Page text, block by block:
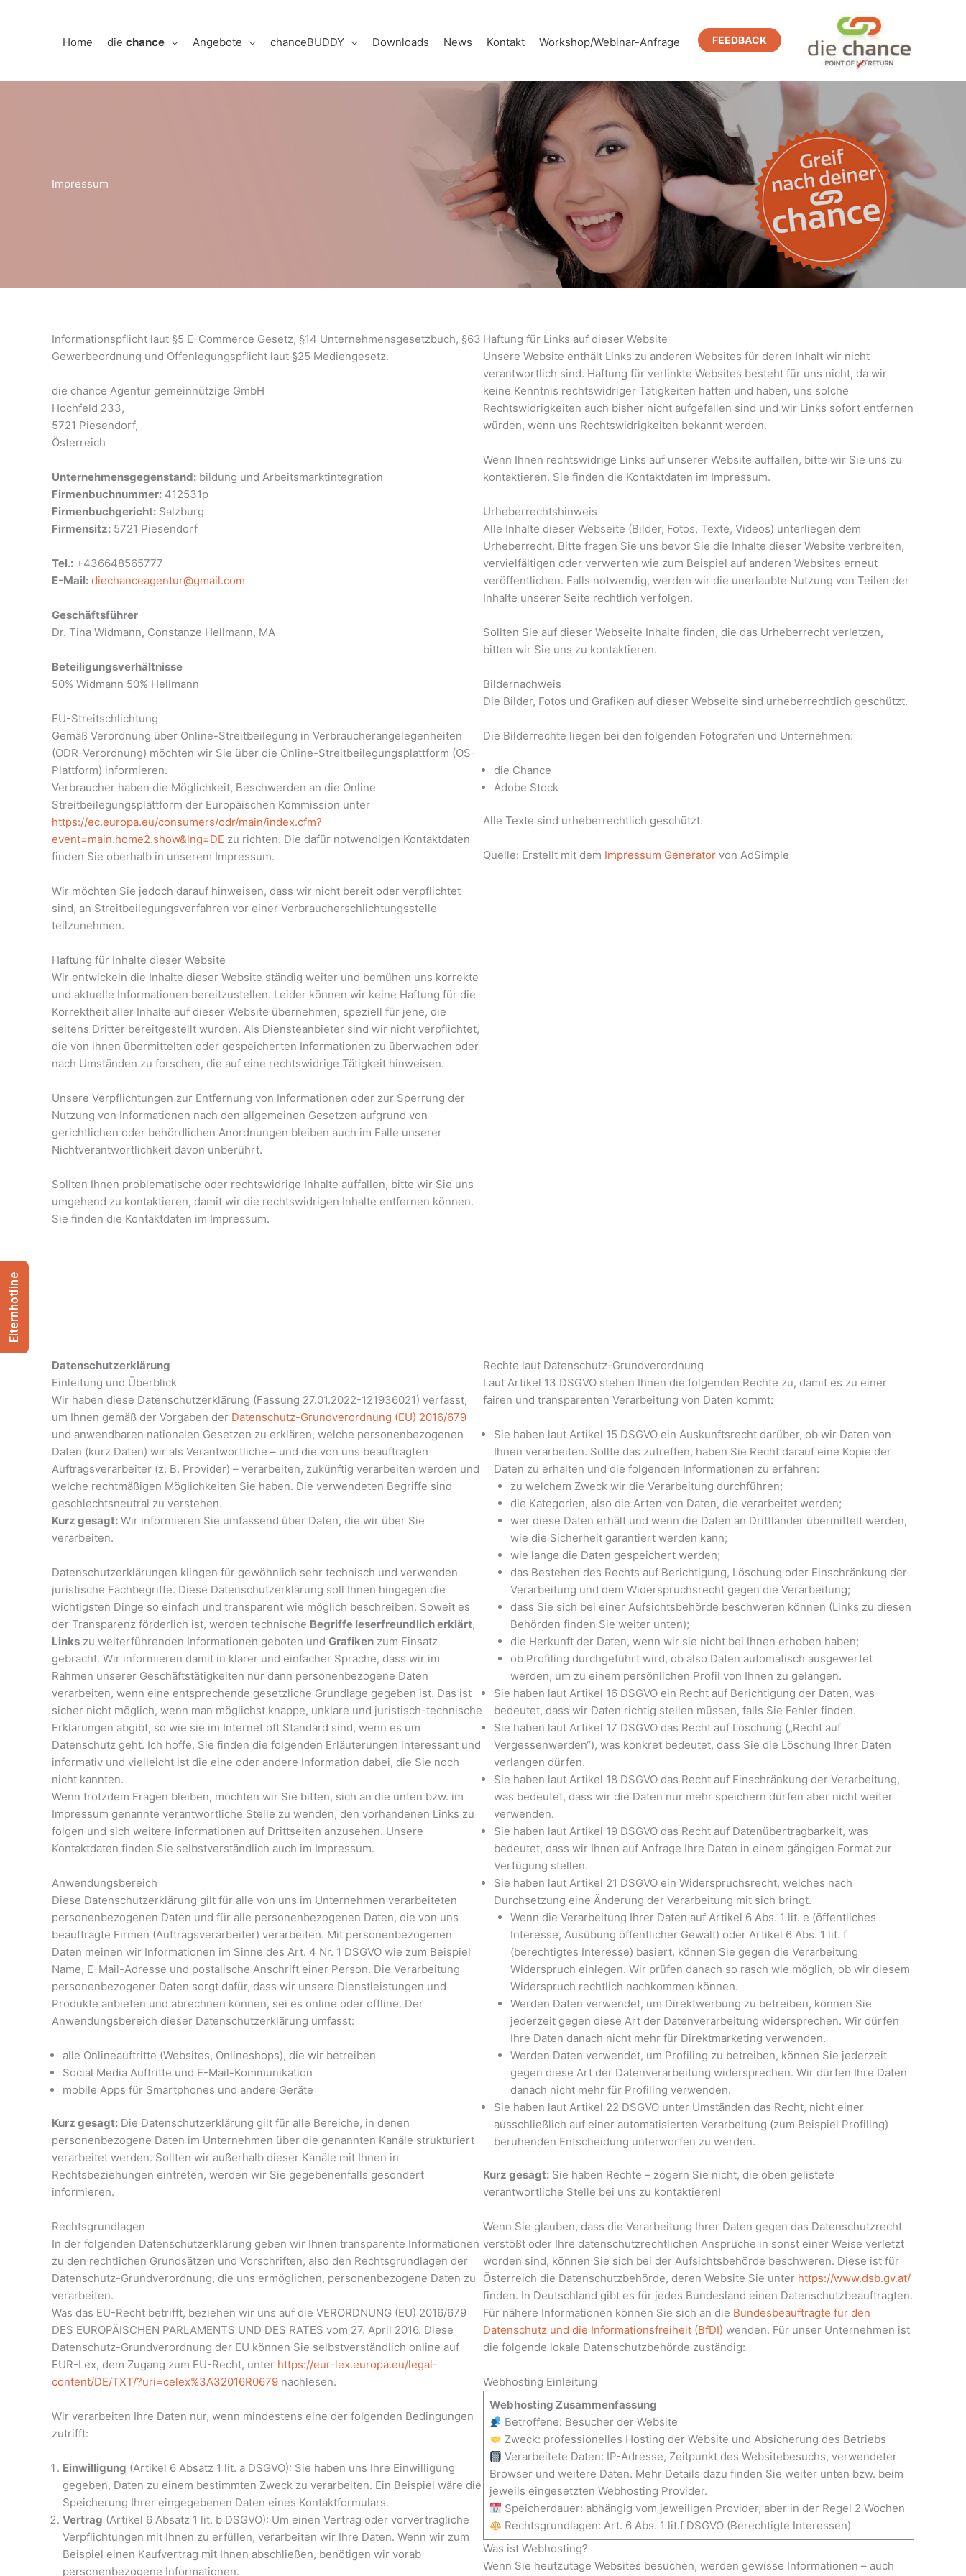
Home die chance Angebote chanceBUDDY Downloads News Kontakt Workshop/Webinar-Anfrage FEEDBACK
Impressum
Informationspflicht laut §5 E-Commerce Gesetz, §14 Unternehmensgesetzbuch, §63
Gewerbeordnung und Offenlegungspflicht laut §25 Mediengesetz.
die chance Agentur gemeinnützige GmbH
Hochfeld 233,
5721 Piesendorf,
Österreich
Unternehmensgegenstand: bildung und Arbeitsmarktintegration
Firmenbuchnummer: 412531p
Firmenbuchgericht: Salzburg
Firmensitz: 5721 Piesendorf
Tel.: +436648565777
E-Mail: diechanceagentur@gmail.com
Geschäftsführer
Dr. Tina Widmann, Constanze Hellmann, MA
Beteiligungsverhältnisse
50% Widmann 50% Hellmann
EU-Streitschlichtung
Gemäß Verordnung über Online-Streitbeilegung in Verbraucherangelegenheiten
(ODR-Verordnung) möchten wir Sie über die Online-Streitbeilegungsplattform (OS-
Plattform) informieren.
Verbraucher haben die Möglichkeit, Beschwerden an die Online
Streitbeilegungsplattform der Europäischen Kommission unter
https://ec.europa.eu/consumers/odr/main/index.cfm?
event=main.home2.show&lng=DE zu richten. Die dafür notwendigen Kontaktdaten
finden Sie oberhalb in unserem Impressum.
Wir möchten Sie jedoch darauf hinweisen, dass wir nicht bereit oder verpflichtet
sind, an Streitbeilegungsverfahren vor einer Verbraucherschlichtungsstelle
teilzunehmen.
Haftung für Inhalte dieser Website
Wir entwickeln die Inhalte dieser Website ständig weiter und bemühen uns korrekte
und aktuelle Informationen bereitzustellen. Leider können wir keine Haftung für die
Korrektheit aller Inhalte auf dieser Website übernehmen, speziell für jene, die
seitens Dritter bereitgestellt wurden. Als Diensteanbieter sind wir nicht verpflichtet,
die von ihnen übermittelten oder gespeicherten Informationen zu überwachen oder
nach Umständen zu forschen, die auf eine rechtswidrige Tätigkeit hinweisen.
Unsere Verpflichtungen zur Entfernung von Informationen oder zur Sperrung der
Nutzung von Informationen nach den allgemeinen Gesetzen aufgrund von
gerichtlichen oder behördlichen Anordnungen bleiben auch im Falle unserer
Nichtverantwortlichkeit davon unberührt.
Sollten Ihnen problematische oder rechtswidrige Inhalte auffallen, bitte wir Sie uns
umgehend zu kontaktieren, damit wir die rechtswidrigen Inhalte entfernen können.
Sie finden die Kontaktdaten im Impressum.
Haftung für Links auf dieser Website
Unsere Website enthält Links zu anderen Websites für deren Inhalt wir nicht
verantwortlich sind. Haftung für verlinkte Websites besteht für uns nicht, da wir
keine Kenntnis rechtswidriger Tätigkeiten hatten und haben, uns solche
Rechtswidrigkeiten auch bisher nicht aufgefallen sind und wir Links sofort entfernen
würden, wenn uns Rechtswidrigkeiten bekannt werden.
Wenn Ihnen rechtswidrige Links auf unserer Website auffallen, bitte wir Sie uns zu
kontaktieren. Sie finden die Kontaktdaten im Impressum.
Urheberrechtshinweis
Alle Inhalte dieser Webseite (Bilder, Fotos, Texte, Videos) unterliegen dem
Urheberrecht. Bitte fragen Sie uns bevor Sie die Inhalte dieser Website verbreiten,
vervielfältigen oder verwerten wie zum Beispiel auf anderen Websites erneut
veröffentlichen. Falls notwendig, werden wir die unerlaubte Nutzung von Teilen der
Inhalte unserer Seite rechtlich verfolgen.
Sollten Sie auf dieser Webseite Inhalte finden, die das Urheberrecht verletzen,
bitten wir Sie uns zu kontaktieren.
Bildernachweis
Die Bilder, Fotos und Grafiken auf dieser Webseite sind urheberrechtlich geschützt.
Die Bilderrechte liegen bei den folgenden Fotografen und Unternehmen:
die Chance
Adobe Stock
Alle Texte sind urheberrechtlich geschützt.
Quelle: Erstellt mit dem Impressum Generator von AdSimple
Datenschutzerklärung
Einleitung und Überblick
Wir haben diese Datenschutzerklärung (Fassung 27.01.2022-121936021) verfasst,
um Ihnen gemäß der Vorgaben der Datenschutz-Grundverordnung (EU) 2016/679
und anwendbaren nationalen Gesetzen zu erklären, welche personenbezogenen
Daten (kurz Daten) wir als Verantwortliche – und die von uns beauftragten
Auftragsverarbeiter (z. B. Provider) – verarbeiten, zukünftig verarbeiten werden und
welche rechtmäßigen Möglichkeiten Sie haben. Die verwendeten Begriffe sind
geschlechtsneutral zu verstehen.
Kurz gesagt: Wir informieren Sie umfassend über Daten, die wir über Sie
verarbeiten.
Datenschutzerklärungen klingen für gewöhnlich sehr technisch und verwenden
juristische Fachbegriffe. Diese Datenschutzerklärung soll Ihnen hingegen die
wichtigsten Dinge so einfach und transparent wie möglich beschreiben. Soweit es
der Transparenz förderlich ist, werden technische Begriffe leserfreundlich erklärt,
Links zu weiterführenden Informationen geboten und Grafiken zum Einsatz
gebracht. Wir informieren damit in klarer und einfacher Sprache, dass wir im
Rahmen unserer Geschäftstätigkeiten nur dann personenbezogene Daten
verarbeiten, wenn eine entsprechende gesetzliche Grundlage gegeben ist. Das ist
sicher nicht möglich, wenn man möglichst knappe, unklare und juristisch-technische
Erklärungen abgibt, so wie sie im Internet oft Standard sind, wenn es um
Datenschutz geht. Ich hoffe, Sie finden die folgenden Erläuterungen interessant und
informativ und vielleicht ist die eine oder andere Information dabei, die Sie noch
nicht kannten.
Wenn trotzdem Fragen bleiben, möchten wir Sie bitten, sich an die unten bzw. im
Impressum genannte verantwortliche Stelle zu wenden, den vorhandenen Links zu
folgen und sich weitere Informationen auf Drittseiten anzusehen. Unsere
Kontaktdaten finden Sie selbstverständlich auch im Impressum.
Anwendungsbereich
Diese Datenschutzerklärung gilt für alle von uns im Unternehmen verarbeiteten
personenbezogenen Daten und für alle personenbezogenen Daten, die von uns
beauftragte Firmen (Auftragsverarbeiter) verarbeiten. Mit personenbezogenen
Daten meinen wir Informationen im Sinne des Art. 4 Nr. 1 DSGVO wie zum Beispiel
Name, E-Mail-Adresse und postalische Anschrift einer Person. Die Verarbeitung
personenbezogener Daten sorgt dafür, dass wir unsere Dienstleistungen und
Produkte anbieten und abrechnen können, sei es online oder offline. Der
Anwendungsbereich dieser Datenschutzerklärung umfasst:
alle Onlineauftritte (Websites, Onlineshops), die wir betreiben
Social Media Auftritte und E-Mail-Kommunikation
mobile Apps für Smartphones und andere Geräte
Kurz gesagt: Die Datenschutzerklärung gilt für alle Bereiche, in denen
personenbezogene Daten im Unternehmen über die genannten Kanäle strukturiert
verarbeitet werden. Sollten wir außerhalb dieser Kanäle mit Ihnen in
Rechtsbeziehungen eintreten, werden wir Sie gegebenenfalls gesondert
informieren.
Rechtsgrundlagen
In der folgenden Datenschutzerklärung geben wir Ihnen transparente Informationen
zu den rechtlichen Grundsätzen und Vorschriften, also den Rechtsgrundlagen der
Datenschutz-Grundverordnung, die uns ermöglichen, personenbezogene Daten zu
verarbeiten.
Was das EU-Recht betrifft, beziehen wir uns auf die VERORDNUNG (EU) 2016/679
DES EUROPÄISCHEN PARLAMENTS UND DES RATES vom 27. April 2016. Diese
Datenschutz-Grundverordnung der EU können Sie selbstverständlich online auf
EUR-Lex, dem Zugang zum EU-Recht, unter https://eur-lex.europa.eu/legal-
content/DE/TXT/?uri=celex%3A32016R0679 nachlesen.
Wir verarbeiten Ihre Daten nur, wenn mindestens eine der folgenden Bedingungen
zutrifft:
Einwilligung (Artikel 6 Absatz 1 lit. a DSGVO): Sie haben uns Ihre Einwilligung
gegeben, Daten zu einem bestimmten Zweck zu verarbeiten. Ein Beispiel wäre die
Speicherung Ihrer eingegebenen Daten eines Kontaktformulars.
Vertrag (Artikel 6 Absatz 1 lit. b DSGVO): Um einen Vertrag oder vorvertragliche
Verpflichtungen mit Ihnen zu erfüllen, verarbeiten wir Ihre Daten. Wenn wir zum
Beispiel einen Kaufvertrag mit Ihnen abschließen, benötigen wir vorab
personenbezogene Informationen.
Rechte laut Datenschutz-Grundverordnung
Laut Artikel 13 DSGVO stehen Ihnen die folgenden Rechte zu, damit es zu einer
fairen und transparenten Verarbeitung von Daten kommt:
Sie haben laut Artikel 15 DSGVO ein Auskunftsrecht darüber, ob wir Daten von
Ihnen verarbeiten. Sollte das zutreffen, haben Sie Recht darauf eine Kopie der
Daten zu erhalten und die folgenden Informationen zu erfahren:
zu welchem Zweck wir die Verarbeitung durchführen;
die Kategorien, also die Arten von Daten, die verarbeitet werden;
wer diese Daten erhält und wenn die Daten an Drittländer übermittelt werden,
wie die Sicherheit garantiert werden kann;
wie lange die Daten gespeichert werden;
das Bestehen des Rechts auf Berichtigung, Löschung oder Einschränkung der
Verarbeitung und dem Widerspruchsrecht gegen die Verarbeitung;
dass Sie sich bei einer Aufsichtsbehörde beschweren können (Links zu diesen
Behörden finden Sie weiter unten);
die Herkunft der Daten, wenn wir sie nicht bei Ihnen erhoben haben;
ob Profiling durchgeführt wird, ob also Daten automatisch ausgewertet
werden, um zu einem persönlichen Profil von Ihnen zu gelangen.
Sie haben laut Artikel 16 DSGVO ein Recht auf Berichtigung der Daten, was
bedeutet, dass wir Daten richtig stellen müssen, falls Sie Fehler finden.
Sie haben laut Artikel 17 DSGVO das Recht auf Löschung („Recht auf
Vergessenwerden“), was konkret bedeutet, dass Sie die Löschung Ihrer Daten
verlangen dürfen.
Sie haben laut Artikel 18 DSGVO das Recht auf Einschränkung der Verarbeitung,
was bedeutet, dass wir die Daten nur mehr speichern dürfen aber nicht weiter
verwenden.
Sie haben laut Artikel 19 DSGVO das Recht auf Datenübertragbarkeit, was
bedeutet, dass wir Ihnen auf Anfrage Ihre Daten in einem gängigen Format zur
Verfügung stellen.
Sie haben laut Artikel 21 DSGVO ein Widerspruchsrecht, welches nach
Durchsetzung eine Änderung der Verarbeitung mit sich bringt.
Wenn die Verarbeitung Ihrer Daten auf Artikel 6 Abs. 1 lit. e (öffentliches
Interesse, Ausübung öffentlicher Gewalt) oder Artikel 6 Abs. 1 lit. f
(berechtigtes Interesse) basiert, können Sie gegen die Verarbeitung
Widerspruch einlegen. Wir prüfen danach so rasch wie möglich, ob wir diesem
Widerspruch rechtlich nachkommen können.
Werden Daten verwendet, um Direktwerbung zu betreiben, können Sie
jederzeit gegen diese Art der Datenverarbeitung widersprechen. Wir dürfen
Ihre Daten danach nicht mehr für Direktmarketing verwenden.
Werden Daten verwendet, um Profiling zu betreiben, können Sie jederzeit
gegen diese Art der Datenverarbeitung widersprechen. Wir dürfen Ihre Daten
danach nicht mehr für Profiling verwenden.
Sie haben laut Artikel 22 DSGVO unter Umständen das Recht, nicht einer
ausschließlich auf einer automatisierten Verarbeitung (zum Beispiel Profiling)
beruhenden Entscheidung unterworfen zu werden.
Kurz gesagt: Sie haben Rechte – zögern Sie nicht, die oben gelistete
verantwortliche Stelle bei uns zu kontaktieren!
Wenn Sie glauben, dass die Verarbeitung Ihrer Daten gegen das Datenschutzrecht
verstößt oder Ihre datenschutzrechtlichen Ansprüche in sonst einer Weise verletzt
worden sind, können Sie sich bei der Aufsichtsbehörde beschweren. Diese ist für
Österreich die Datenschutzbehörde, deren Website Sie unter https://www.dsb.gv.at/
finden. In Deutschland gibt es für jedes Bundesland einen Datenschutzbeauftragten.
Für nähere Informationen können Sie sich an die Bundesbeauftragte für den
Datenschutz und die Informationsfreiheit (BfDI) wenden. Für unser Unternehmen ist
die folgende lokale Datenschutzbehörde zuständig:
Webhosting Einleitung
Webhosting Zusammenfassung
Betroffene: Besucher der Website
Zweck: professionelles Hosting der Website und Absicherung des Betriebs
Verarbeitete Daten: IP-Adresse, Zeitpunkt des Websitebesuchs, verwendeter
Browser und weitere Daten. Mehr Details dazu finden Sie weiter unten bzw. beim
jeweils eingesetzten Webhosting Provider.
Speicherdauer: abhängig vom jeweiligen Provider, aber in der Regel 2 Wochen
Rechtsgrundlagen: Art. 6 Abs. 1 lit.f DSGVO (Berechtigte Interessen)
Was ist Webhosting?
Wenn Sie heutzutage Websites besuchen, werden gewisse Informationen – auch
Elternhotline